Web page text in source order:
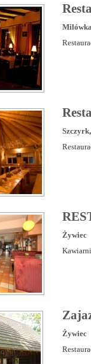
Milówka
Szczyrk,
Żywiec
Żywiec